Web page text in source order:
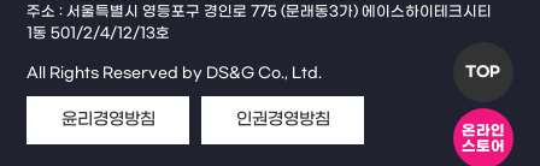
TOP
온라인
스토어
주소 : 서울특별시 영등포구 경인로 775 (문래동3가) 에이스하이테크시티
1동 501/2/4/12/13호
All Rights Reserved by DS&G Co., Ltd.
윤리경영방침 인권경영방침